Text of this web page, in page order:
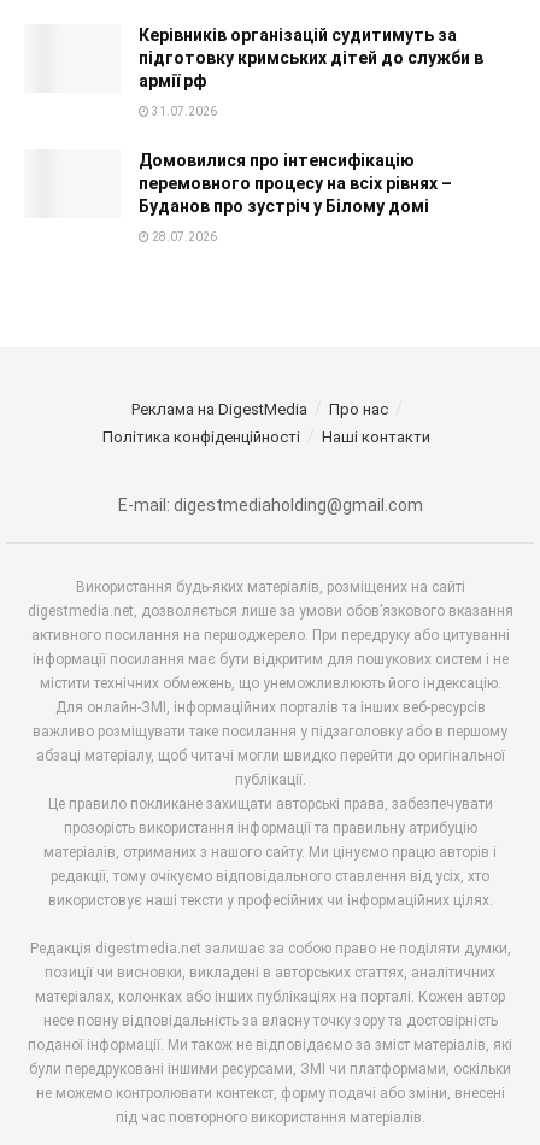
Керівників організацій судитимуть за
підготовку кримських дітей до служби в
армії рф
31.07.2026
Домовилися про інтенсифікацію
перемовного процесу на всіх рівнях –
Буданов про зустріч у Білому домі
28.07.2026
Реклама на DigestMedia
Про нас
Політика конфіденційності
Наші контакти
E-mail: digestmediaholding@gmail.com
Використання будь-яких матеріалів, розміщених на сайті
digestmedia.net, дозволяється лише за умови обов’язкового вказання
активного посилання на першоджерело. При передруку або цитуванні
інформації посилання має бути відкритим для пошукових систем і не
містити технічних обмежень, що унеможливлюють його індексацію.
Для онлайн-ЗМІ, інформаційних порталів та інших веб-ресурсів
важливо розміщувати таке посилання у підзаголовку або в першому
абзаці матеріалу, щоб читачі могли швидко перейти до оригінальної
публікації.
Це правило покликане захищати авторські права, забезпечувати
прозорість використання інформації та правильну атрибуцію
матеріалів, отриманих з нашого сайту. Ми цінуємо працю авторів і
редакції, тому очікуємо відповідального ставлення від усіх, хто
використовує наші тексти у професійних чи інформаційних цілях.
Редакція digestmedia.net залишає за собою право не поділяти думки,
позиції чи висновки, викладені в авторських статтях, аналітичних
матеріалах, колонках або інших публікаціях на порталі. Кожен автор
несе повну відповідальність за власну точку зору та достовірність
поданої інформації. Ми також не відповідаємо за зміст матеріалів, які
були передруковані іншими ресурсами, ЗМІ чи платформами, оскільки
не можемо контролювати контекст, форму подачі або зміни, внесені
під час повторного використання матеріалів.